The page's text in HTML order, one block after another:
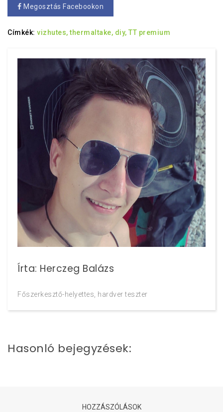
Megosztás Facebookon
Címkék: vizhutes, thermaltake, diy, TT premium
Írta: Herczeg Balázs
Főszerkesztő-helyettes, hardver teszter
Hasonló bejegyzések:
HOZZÁSZÓLÁSOK